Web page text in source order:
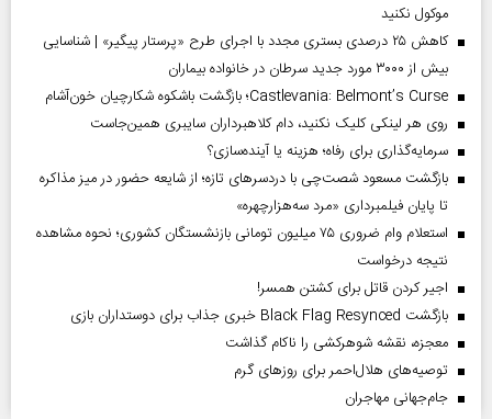
موکول نکنید
کاهش ۲۵ درصدی بستری مجدد با اجرای طرح «پرستار پیگیر» | شناسایی
بیش از ۳۰۰۰ مورد جدید سرطان در خانواده بیماران
Castlevania: Belmont’s Curse؛ بازگشت باشکوه شکارچیان خون‌آشام
روی هر لینکی کلیک نکنید، دام کلاهبرداران سایبری همین‌جاست
سرمایه‌گذاری برای رفاه؛ هزینه یا آینده‌سازی؟
بازگشت مسعود شصت‌چی با دردسر‌های تازه؛ از شایعه حضور در میز مذاکره
تا پایان فیلمبرداری «مرد سه‌هزارچهره»
استعلام وام ضروری ۷۵ میلیون تومانی بازنشستگان کشوری؛ نحوه مشاهده
نتیجه درخواست
اجیر کردن قاتل برای کشتن همسر!
بازگشت Black Flag Resynced خبری جذاب برای دوستداران بازی
معجزه، نقشه شوهرکشی را ناکام گذاشت
توصیه‌های هلال‌احمر برای روز‌های گرم
جام‌جهانی مهاجران